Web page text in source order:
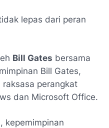
lepas dari peran
Bill Gates bersama
Bill Gates,
perangkat
dan Microsoft Office.
kepemimpinan